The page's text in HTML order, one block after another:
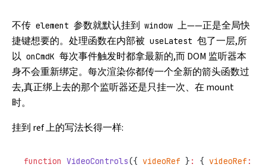
不传 element 参数就默认挂到 window 上——正是全局快
捷键想要的。处理函数在内部被 useLatest 包了一层,所
以 onCmdK 每次事件触发时都拿最新的,而 DOM 监听器本
身不会重新绑定。每次渲染你都传一个全新的箭头函数过
去,真正绑上去的那个监听器还是只挂一次、在 mount
时。
挂到 ref 上的写法长得一样:
function VideoControls({ videoRef } : { videoRef :